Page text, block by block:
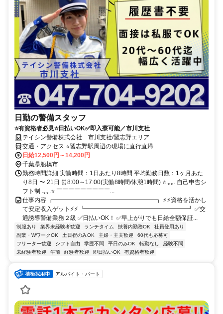
日勤の警備スタッフ
⭐有資格者必見⭐日払いOK✅即入寮可能／市川支社
テイシン警備株式会社 市川支社/習志野エリア
交通・アクセス ⭐習志野駅周辺の現場に直行直帰
日給12,500円～14,200円
千葉県船橋市
勤務時間詳細 実働時間：1日あたり8時間 平均勤務日数：1ヶ月あた
り8日 〜 21日 ⏰8:00～17:00(実働8時間/休憩1時間) ⭐.｡｡. 自己申告シ
フト制 .｡｡.⭐ ￣￣￣￣￣￣￣￣￣...
仕事内容 ┏━━━━━━━━━━━━━━━━━┓ ⚡⚡資格を活かし
て安定収入ゲット⚡⚡ ┗━━━━━━━━━━━━━━━━━┛ ✅交
通誘導警備業務２級 ✅日払いOK！ ✅早上がりでも日給全額保証...
制服あり 業界未経験者歓迎 ランチタイム 扶養内勤務OK
社員登用あり
副業・WワークOK
土日祝のみOK 主婦・主夫歓迎
60代も応募可
フリーター歓迎
シフト自由 学歴不問 平日のみOK 転勤なし
経験不問
未経験者歓迎
午前 経験者歓迎 即日払いOK 有資格者歓迎
アルバイト・パート